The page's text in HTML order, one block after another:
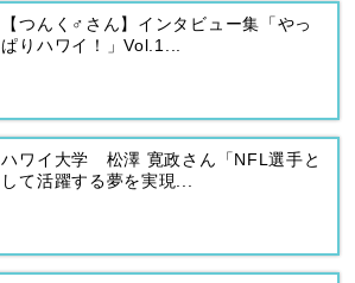
【つんく♂さん】インタビュー集「やっ
ぱりハワイ！」Vol.1...
ハワイ大学 松澤 寛政さん「NFL選手と
して活躍する夢を実現...